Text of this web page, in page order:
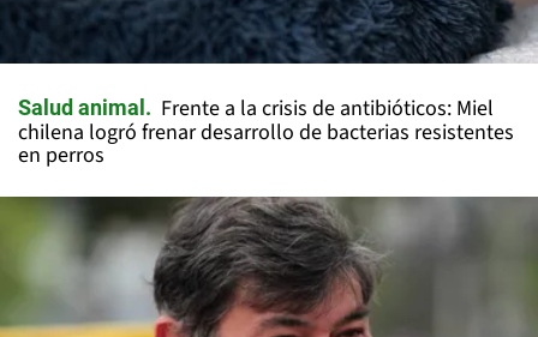
Salud animal
Frente a la crisis de antibióticos: Miel
chilena logró frenar desarrollo de bacterias resistentes
en perros